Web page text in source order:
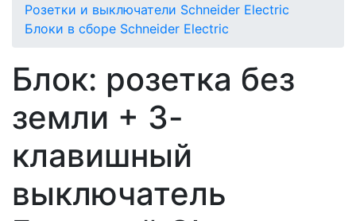
Розетки и выключатели Schneider Electric
Блоки в сборе Schneider Electric
Блок: розетка без
земли + 3-
клавишный
выключатель